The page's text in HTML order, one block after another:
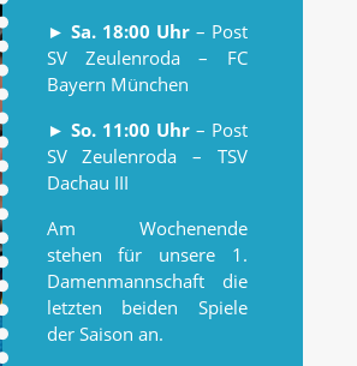
► Sa. 18:00 Uhr– Post
SV Zeulenroda – FC
Bayern München
► So. 11:00 Uhr– Post
SV Zeulenroda – TSV
Dachau III
Am Wochenende
stehen für unsere 1.
Damenmannschaft die
letzten beiden Spiele
der Saison an.